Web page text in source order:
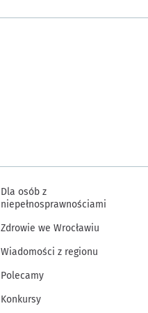
Dla osób z
niepełnosprawnościami
Zdrowie we Wrocławiu
Wiadomości z regionu
Polecamy
Konkursy